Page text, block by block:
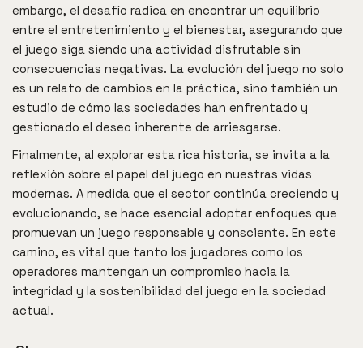
embargo, el desafío radica en encontrar un equilibrio
entre el entretenimiento y el bienestar, asegurando que
el juego siga siendo una actividad disfrutable sin
consecuencias negativas. La evolución del juego no solo
es un relato de cambios en la práctica, sino también un
estudio de cómo las sociedades han enfrentado y
gestionado el deseo inherente de arriesgarse.
Finalmente, al explorar esta rica historia, se invita a la
reflexión sobre el papel del juego en nuestras vidas
modernas. A medida que el sector continúa creciendo y
evolucionando, se hace esencial adoptar enfoques que
promuevan un juego responsable y consciente. En este
camino, es vital que tanto los jugadores como los
operadores mantengan un compromiso hacia la
integridad y la sostenibilidad del juego en la sociedad
actual.